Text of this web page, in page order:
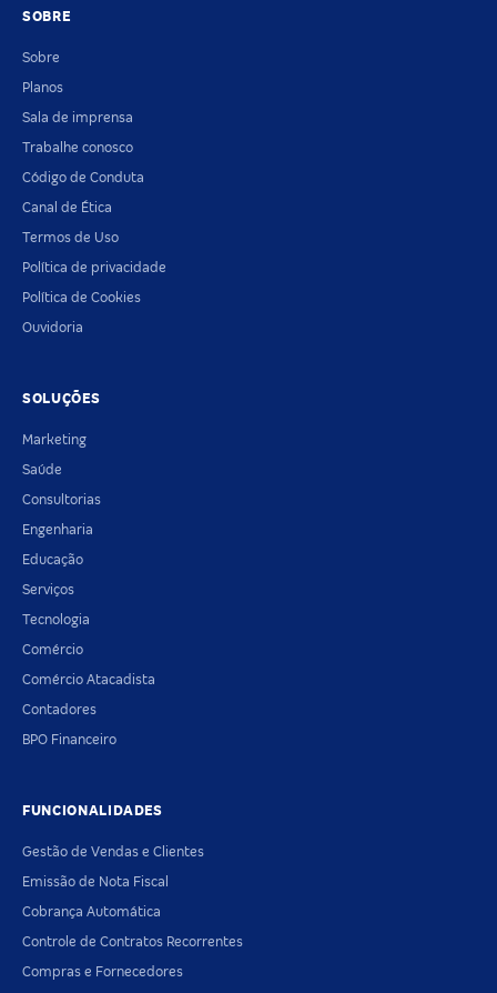
SOBRE
Sobre
Planos
Sala de imprensa
Trabalhe conosco
Código de Conduta
Canal de Ética
Termos de Uso
Política de privacidade
Política de Cookies
Ouvidoria
SOLUÇÕES
Marketing
Saúde
Consultorias
Engenharia
Educação
Serviços
Tecnologia
Comércio
Comércio Atacadista
Contadores
BPO Financeiro
FUNCIONALIDADES
Gestão de Vendas e Clientes
Emissão de Nota Fiscal
Cobrança Automática
Controle de Contratos Recorrentes
Compras e Fornecedores